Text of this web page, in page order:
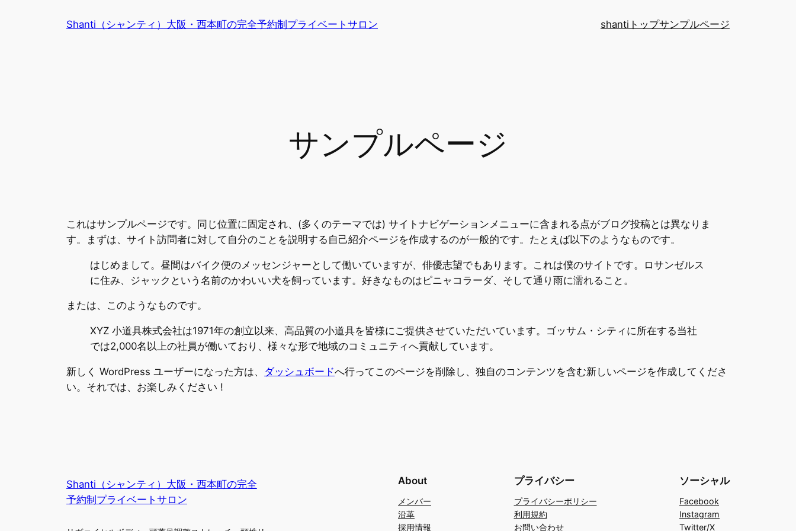
Shanti（シャンティ）大阪・西本町の完全予約制プライベートサロン shantiトップサンプルページ
サンプルページ
これはサンプルページです。同じ位置に固定され、(多くのテーマでは) サイトナビゲーションメニューに含まれる点がブログ投稿とは異なりま
す。まずは、サイト訪問者に対して自分のことを説明する自己紹介ページを作成するのが一般的です。たとえば以下のようなものです。
はじめまして。昼間はバイク便のメッセンジャーとして働いていますが、俳優志望でもあります。これは僕のサイトです。ロサンゼルス
に住み、ジャックという名前のかわいい犬を飼っています。好きなものはピニャコラーダ、そして通り雨に濡れること。
または、このようなものです。
XYZ 小道具株式会社は1971年の創立以来、高品質の小道具を皆様にご提供させていただいています。ゴッサム・シティに所在する当社
では2,000名以上の社員が働いており、様々な形で地域のコミュニティへ貢献しています。
新しく WordPress ユーザーになった方は、 ダッシュボードへ行ってこのページを削除し、独自のコンテンツを含む新しいページを作成してくださ
い。それでは、お楽しみください !
Shanti（シャンティ）大阪・西本町の完全
予約制プライベートサロン
About
メンバー
沿革
採用情報
プライバシー
プライバシーポリシー
利用規約
お問い合わせ
ソーシャル
Facebook
Instagram
Twitter/X